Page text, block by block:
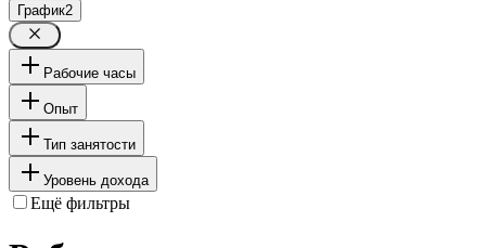
График2
Рабочие часы
Опыт
Тип занятости
Уровень дохода
Ещё фильтры